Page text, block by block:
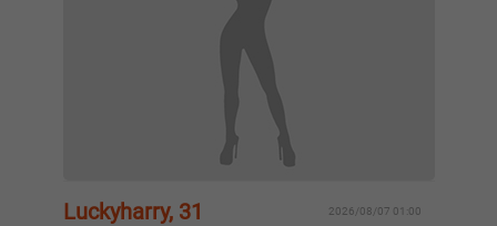
Luckyharry, 31 2026/08/07 01:00